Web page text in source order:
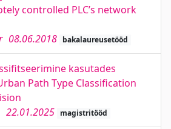
controlled PLC’s network
08.06.2018 bakalaureusetööd
kasutades
Path Type Classification
22.01.2025 magistritööd